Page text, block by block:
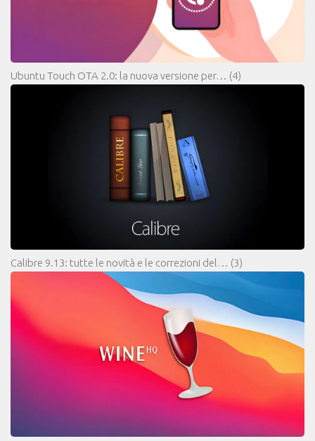
Ubuntu Touch OTA 2.0: la nuova versione per… (4)
Calibre 9.13: tutte le novità e le correzioni del… (3)